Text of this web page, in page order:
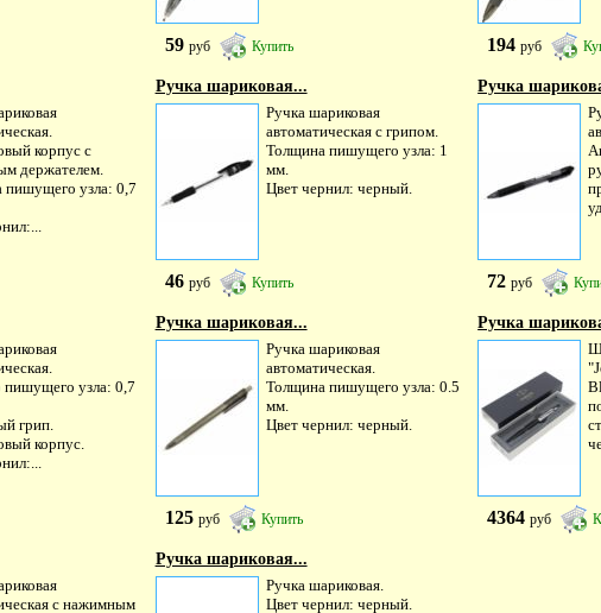
59 руб Купить 194руб
корпус с
держателем.
пишущего узла: 0,7
Ручка шариковая...
Ручка шариковая
автоматическая с грипом.
Толщина пишущего узла: 1
мм.
Цвет чернил: черный.
46 руб Купить
Ручка
72руб
пишущего узла: 0,7
грип.
корпус.
Ручка шариковая...
Ручка шариковая
автоматическая.
Толщина пишущего узла: 0.5
мм.
Цвет чернил: черный.
125 руб Купить
Ручка
4364руб
с нажимным
Ручка шариковая...
Ручка шариковая.
Цвет чернил: черный.